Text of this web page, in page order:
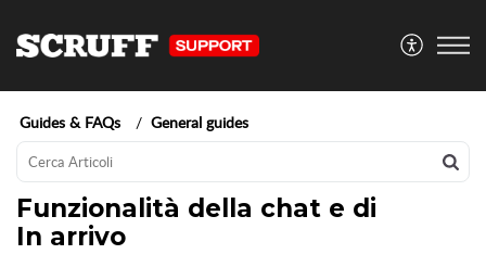
Guides & FAQs General guides
Funzionalità della chat e di
In arrivo